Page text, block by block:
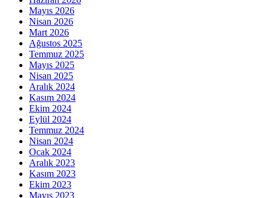
Mayıs 2026
Nisan 2026
Mart 2026
Ağustos 2025
Temmuz 2025
Mayıs 2025
Nisan 2025
Aralık 2024
Kasım 2024
Ekim 2024
Eylül 2024
Temmuz 2024
Nisan 2024
Ocak 2024
Aralık 2023
Kasım 2023
Ekim 2023
Mayıs 2023